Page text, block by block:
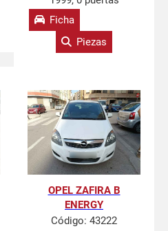
Ficha
Piezas
OPEL ZAFIRA B
ENERGY
Código: 43222